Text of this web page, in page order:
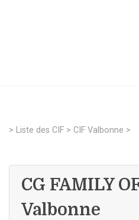
> Liste des CIF > CIF Valbonne >
CG FAMILY
Valbonne